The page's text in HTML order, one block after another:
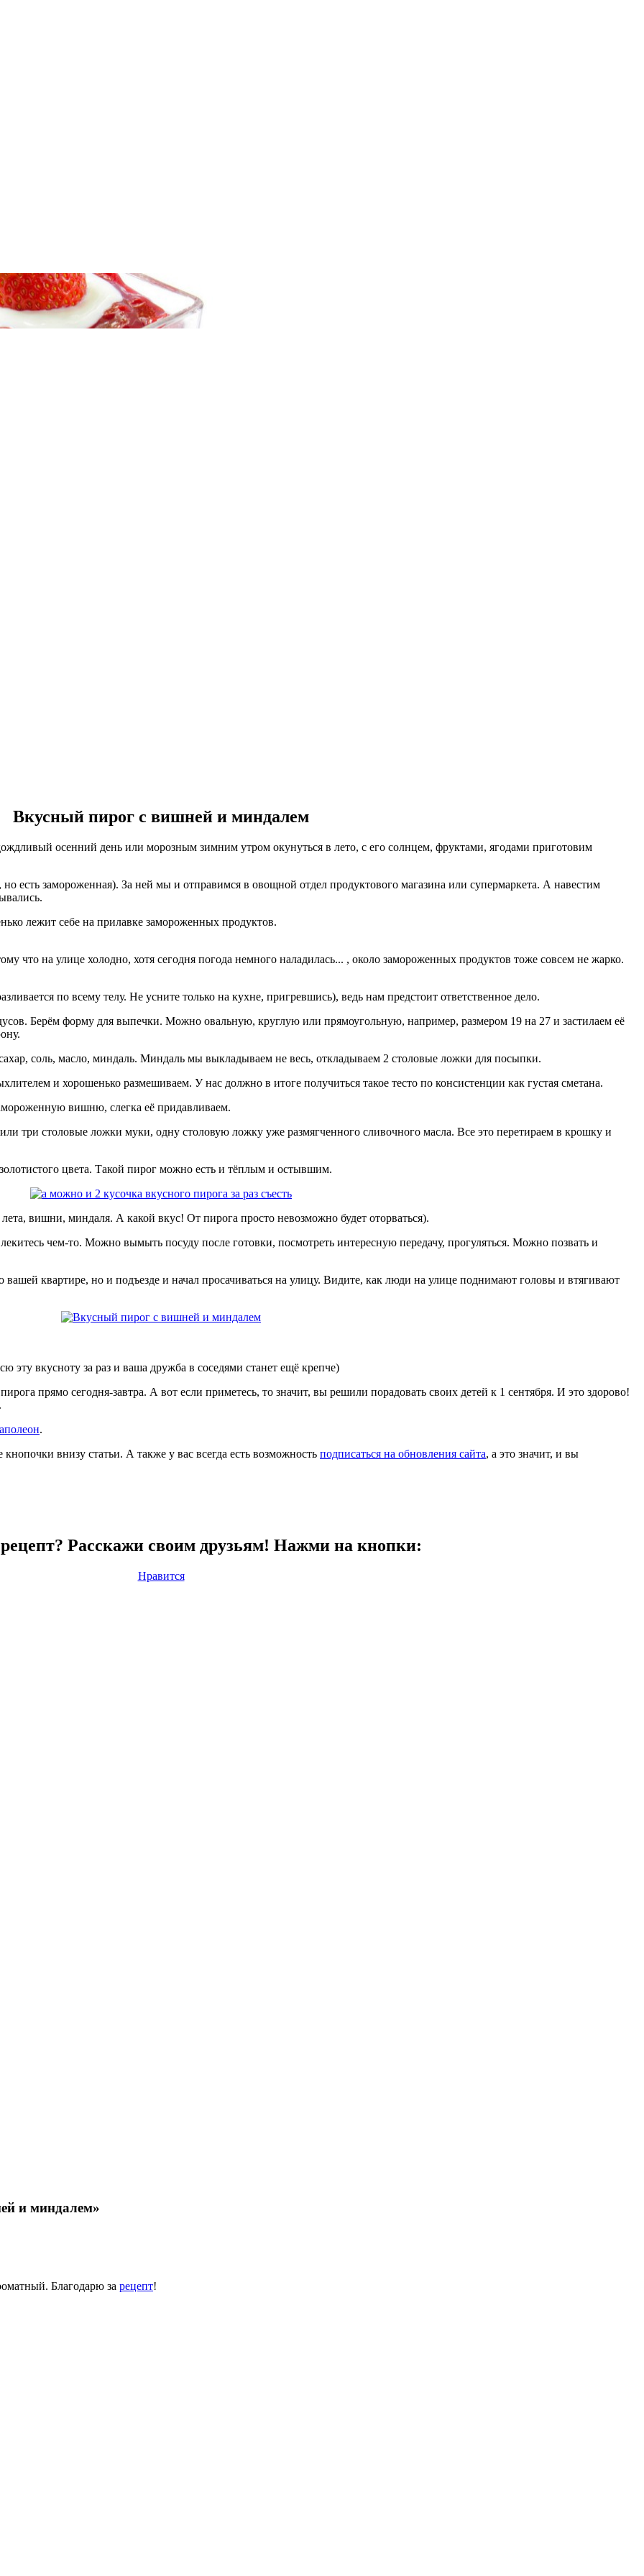
Вкусный пирог с вишней и миндалем
осенний день или морозным зимним утром окунуться в лето, с его солнцем, фруктами, ягодами приготовим
есть замороженная). За ней мы и отправимся в овощной отдел продуктового магазина или супермаркета. А навестим
лежит себе на прилавке замороженных продуктов.
что на улице холодно, хотя сегодня погода немного наладилась... , около замороженных продуктов тоже совсем не жарко.
по всему телу. Не усните только на кухне, пригревшись), ведь нам предстоит ответственное дело.
Берём форму для выпечки. Можно овальную, круглую или прямоугольную, например, размером 19 на 27 и застилаем её
соль, масло, миндаль. Миндаль мы выкладываем не весь, откладываем 2 столовые ложки для посыпки.
и хорошенько размешиваем. У нас должно в итоге получиться такое тесто по консистенции как густая сметана.
вишню, слегка её придавливаем.
три столовые ложки муки, одну столовую ложку уже размягченного сливочного масла. Все это перетираем в крошку и
золотистого цвета. Такой пирог можно есть и тёплым и остывшим.
вишни, миндаля. А какой вкус! От пирога просто невозможно будет оторваться).
чем-то. Можно вымыть посуду после готовки, посмотреть интересную передачу, прогуляться. Можно позвать и
квартире, но и подъезде и начал просачиваться на улицу. Видите, как люди на улице поднимают головы и втягивают
эту вкусноту за раз и ваша дружба в соседями станет ещё крепче)
прямо сегодня-завтра. А вот если приметесь, то значит, вы решили порадовать своих детей к 1 сентября. И это здорово!
.
внизу статьи. А также у вас всегда есть возможность подписаться на обновления сайта, а это значит, и вы
Расскажи своим друзьям! Нажми на кнопки:
Нравится
и миндалем»
Благодарю за рецепт!